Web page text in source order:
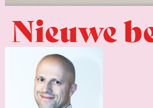
Nieuwe